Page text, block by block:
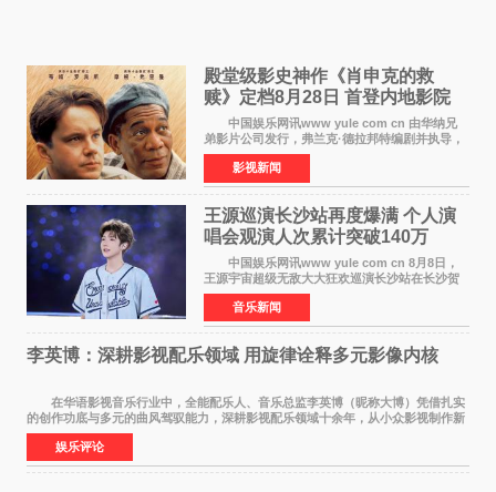
殿堂级影史神作《肖申克的救
赎》定档8月28日 首登内地影院
中国娱乐网讯www yule com cn 由华纳兄
弟影片公司发行，弗兰克·德拉邦特编剧并执导，
蒂姆·罗宾斯、摩根·弗里曼主演的影史传世经典
《肖申克的救赎》（The Shawshank
Redemption）今日发布
影视新闻
王源巡演长沙站再度爆满 个人演
唱会观演人次累计突破140万
中国娱乐网讯www yule com cn 8月8日，
王源宇宙超级无敌大大狂欢巡演长沙站在长沙贺
龙体育场唱响，这也是王源个人巡演首次登陆长
沙。十年前，王源曾在这座熟悉的城市举办16岁
生日会，从当初的
音乐新闻
李英博：深耕影视配乐领域 用旋律诠释多元影像内核
在华语影视音乐行业中，全能配乐人、音乐总监李英博（昵称大博）凭借扎实
的创作功底与多元的曲风驾驭能力，深耕影视配乐领域十余年，从小众影视制作新
人成长为横跨主旋律电影、动画番剧、网剧
娱乐评论